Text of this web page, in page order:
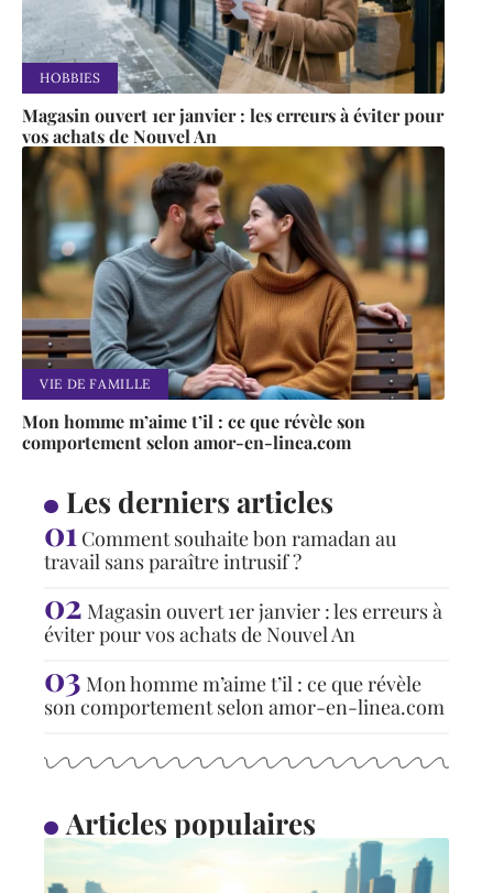
HOBBIES
Magasin ouvert 1er janvier : les erreurs à éviter pour
vos achats de Nouvel An
VIE DE FAMILLE
Mon homme m’aime t’il : ce que révèle son
comportement selon amor-en-linea.com
Les derniers articles
Comment souhaite bon ramadan au
travail sans paraître intrusif ?
Magasin ouvert 1er janvier : les erreurs à
éviter pour vos achats de Nouvel An
Mon homme m’aime t’il : ce que révèle
son comportement selon amor-en-linea.com
Articles populaires